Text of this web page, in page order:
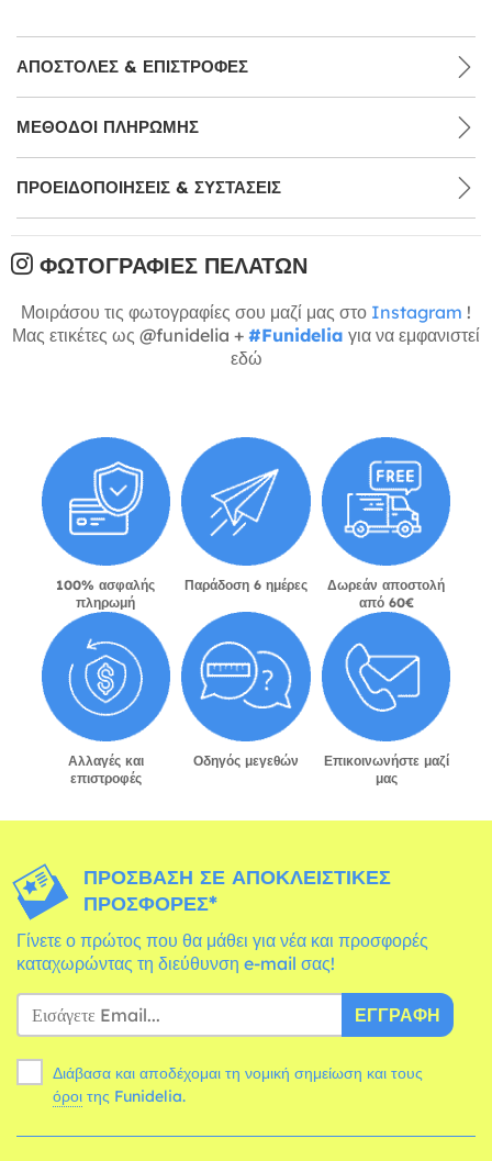
ΑΠΟΣΤΟΛΈΣ & ΕΠΙΣΤΡΟΦΈΣ
ΜΕΘΌΔΟΙ ΠΛΗΡΩΜΉΣ
ΠΡΟΕΙΔΟΠΟΙΉΣΕΙΣ & ΣΥΣΤΆΣΕΙΣ
ΦΩΤΟΓΡΑΦΊΕΣ ΠΕΛΑΤΏΝ
Μοιράσου τις φωτογραφίες σου μαζί μας στο Instagram !
Μας ετικέτες ως @funidelia + #Funidelia για να εμφανιστεί
εδώ
100% ασφαλής
πληρωμή
Παράδοση 6 ημέρες
Δωρεάν αποστολή
από 60€
Αλλαγές και
επιστροφές
Οδηγός μεγεθών
Επικοινωνήστε μαζί
μας
ΠΡΌΣΒΑΣΗ ΣΕ ΑΠΟΚΛΕΙΣΤΙΚΈΣ
ΠΡΟΣΦΟΡΈΣ*
Γίνετε ο πρώτος που θα μάθει για νέα και προσφορές
καταχωρώντας τη διεύθυνση e-mail σας!
ΕΓΓΡΑΦΉ
Διάβασα και αποδέχομαι τη νομική σημείωση και τους
όροι της Funidelia.